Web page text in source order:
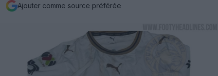
Ajouter comme source préférée